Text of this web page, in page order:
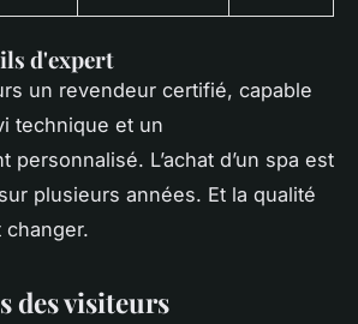
d'expert
un revendeur certifié, capable
technique et un
personnalisé. L’achat d’un spa est
plusieurs années. Et la qualité
changer.
des visiteurs